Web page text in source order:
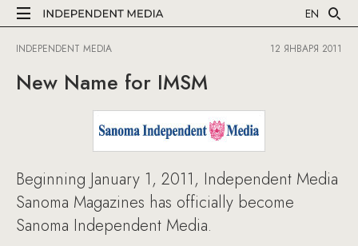
EN
INDEPENDENT MEDIA 12 ЯНВАРЯ 2011
New Name for IMSM
Beginning January 1, 2011, Independent Media
Sanoma Magazines has officially become
Sanoma Independent Media.